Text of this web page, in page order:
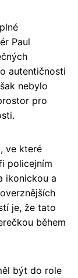
Paul
autentičnosti
nebylo
pro
ve které
policejním
ikonickou a
je, že tato
během
být do role